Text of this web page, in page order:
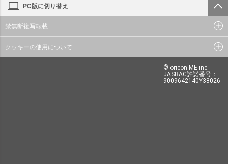
PC版に切り替え
禁無断複写転載
クッキーの使用について
© oricon ME inc.
JASRAC許諾番号：
9009642140Y38026